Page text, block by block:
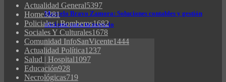
Marcelo Bravo Zamora: Soluciones contables y gestión
eficiente para tu negocio
Actualidad General5397
Home3281
Policiales | Bomberos1682
Sociales Y Culturales1678
Comunidad InfoSanVicente1444
Actualidad Política1237
Salud | Hospital1097
Educación928
Necrológicas719